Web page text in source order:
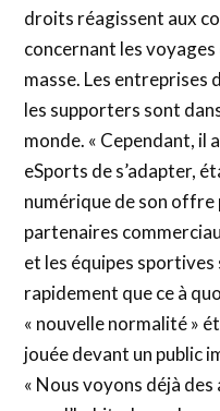
droits réagissent aux
concernant les
masse. Les
les supporters sont
monde. « Cependant, il
eSports de s’adapter,
numérique de son offre
partenaires
et les équipes sportives
rapidement que ce à
« nouvelle normalité »
jouée devant un public
« Nous voyons déjà